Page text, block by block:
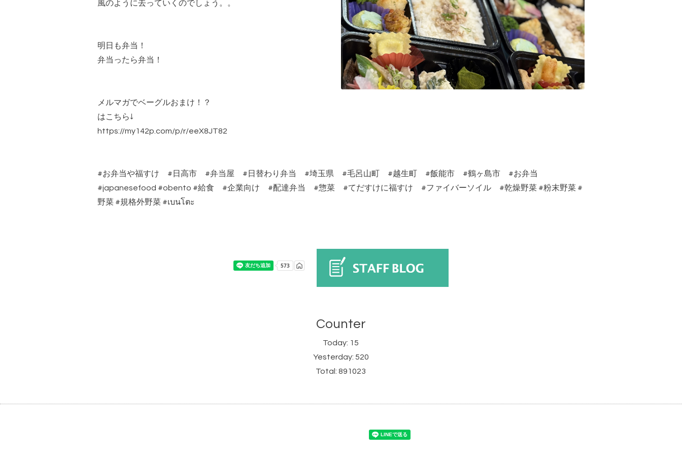
風のように去っていくのでしょう。。
明日も弁当！
弁当ったら弁当！
メルマガでベーグルおまけ！？
はこちら↓
https://my142p.com/p/r/eeX8JT82
#お弁当や福すけ #日高市 #弁当屋 #日替わり弁当 #埼玉県 #毛呂山町 #越生町 #飯能市 #鶴ヶ島市 #お弁当
#japanesefood #obento #給食 #企業向け #配達弁当 #惣菜 #てだすけに福すけ #ファイバーソイル #乾燥野菜 #粉末野菜 #
野菜 #規格外野菜 #เบนโตะ
Counter
Today: 15
Yesterday: 520
Total:891023